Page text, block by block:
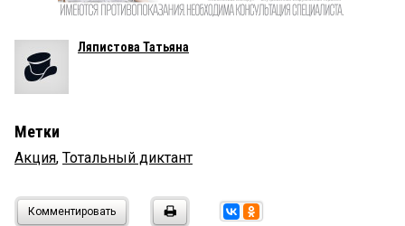
Ляпистова Татьяна
Метки
Акция, Тотальный диктант
Комментировать